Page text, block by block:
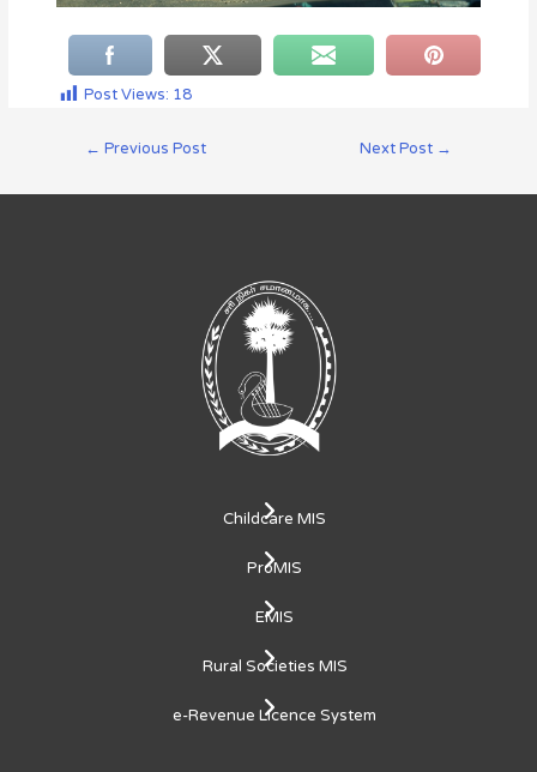
Post Views: 18
← Previous Post Next Post →
Childcare MIS
ProMIS
EMIS
Rural Societies MIS
e-Revenue Licence System